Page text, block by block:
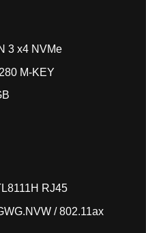
3 x4 NVMe
M-KEY
RJ45
/ 802.11ax